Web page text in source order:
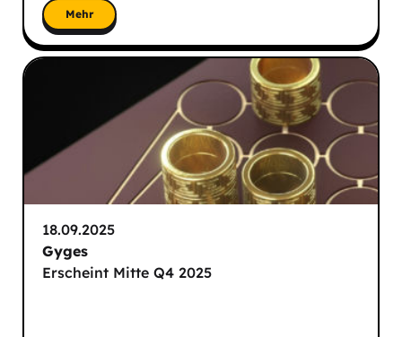
Mehr
18.09.2025
Gyges
Erscheint Mitte Q4 2025